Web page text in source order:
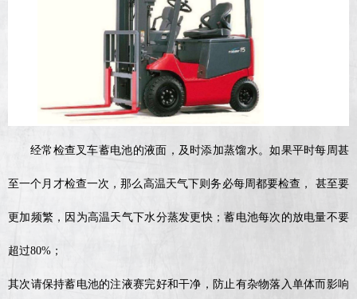
经常检查叉车蓄电池的液面，及时添加蒸馏水。如果平时每周甚
至一个月才检查一次，那么高温天气下则务必每周都要检查， 甚至要
更加频繁，因为高温天气下水分蒸发更快；蓄电池每次的放电量不要
超过80%；
其次请保持蓄电池的注液赛完好和干净，防止有杂物落入单体而影响